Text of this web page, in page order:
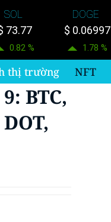
SOL
73.77
0.82 %
DOGE
$ 0.06997
1.78 %
thị trường NFT
BTC,